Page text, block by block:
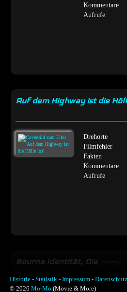
Kommentare
Aufrufe
Auf dem Highway ist die
Drehorte
Filmfehler
Fakten
Kommentare
Aufrufe
Bourne Identität, Die
Historie - Statistik - Impressum - Datenschutz
© 2026 Mo-Mo (Movie & More)